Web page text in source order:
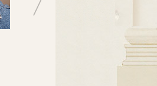
отмечает актер "Et Cetera" -